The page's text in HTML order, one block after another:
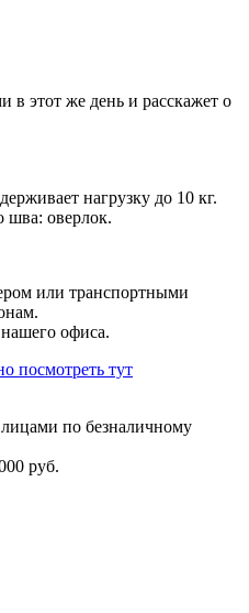
в этот же день и расскажет о
нагрузку до 10 кг.
шва: оверлок.
или транспортными
офиса.
посмотреть тут
по безналичному
руб.